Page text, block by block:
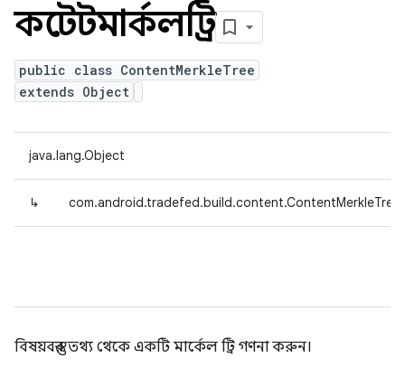
কন্টেন্টমার্কলট্রি
public class ContentMerkleTree
extends Object
java.lang.Object
↳ com.android.tradefed.build.content.ContentMerkleTree
বিষয়বস্তুর তথ্য থেকে একটি মার্কেল ট্রি গণনা করুন।